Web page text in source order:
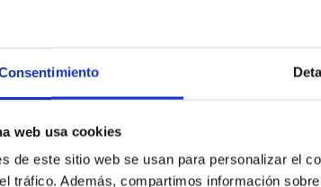
web usa cookies
de este sitio web se usan para personalizar el
tráfico. Además, compartimos información
Puerto
el Port
y accesos
Servicios
Bunkering